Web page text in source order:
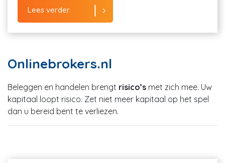
Lees verder
Onlinebrokers.nl
Beleggen en handelen brengt risico’s met zich mee. Uw
kapitaal loopt risico. Zet niet meer kapitaal op het spel
dan u bereid bent te verliezen.